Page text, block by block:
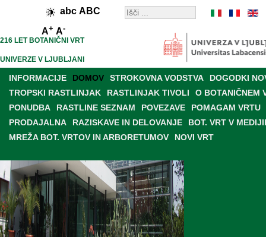
abc ABC
A+ A-
216 LET BOTANIČNI VRT
UNIVERZE V LJUBLJANI
INFORMACIJE DOMOV STROKOVNA VODSTVA
DOGODKI
TROPSKI RASTLINJAK
RASTLINJAK TIVOLI
O BOTANIČNEM
PONUDBA
RASTLINE SEZNAM POVEZAVE
POMAGAM VRTU
PRODAJALNA
RAZISKAVE IN DELOVANJE
BOT. VRT V
MREŽA BOT. VRTOV IN ARBORETUMOV
NOVI VRT